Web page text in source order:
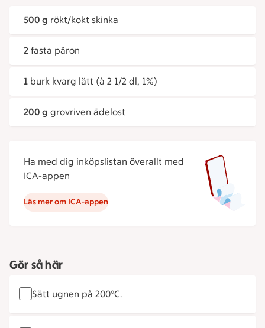
500 g rökt/kokt skinka
2 fasta päron
1 burk kvarg lätt (à 2 1/2 dl, 1%)
200 g grovriven ädelost
Ha med dig inköpslistan överallt med
ICA-appen
Läs mer om ICA-appen
Gör så här
Sätt ugnen på 200°C.